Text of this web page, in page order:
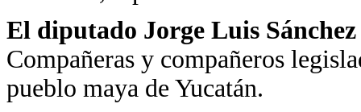
El diputado Jorge Luis
Compañeras y compañeros
pueblo maya de Yucatán.